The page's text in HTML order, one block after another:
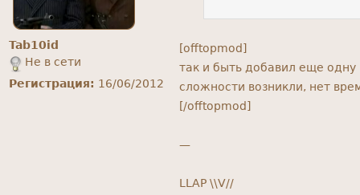
Tab10id
Не в сети
Регистрация: 16/06/2012
[offtopmod]
так и быть добавил еще
сложности возникли, нет
[/offtopmod]
—
LLAP \\V//